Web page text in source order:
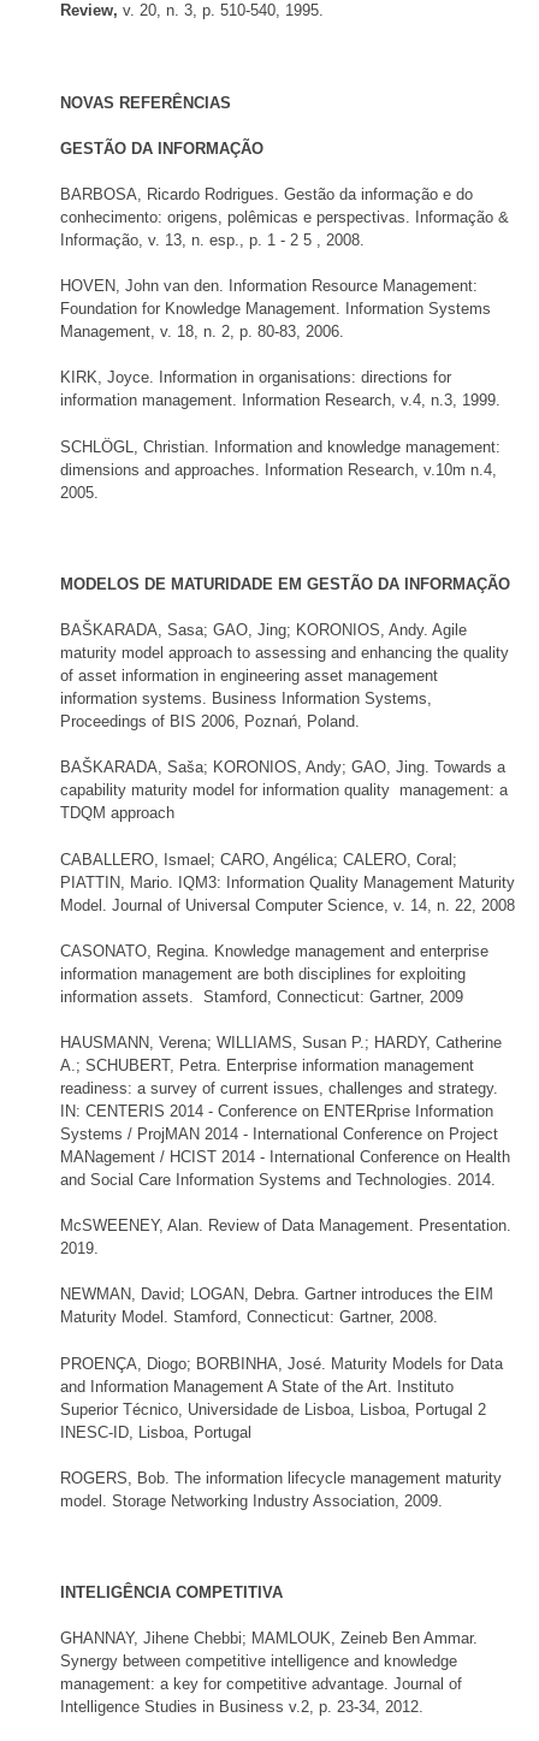
Review, v. 20, n. 3, p. 510-540, 1995.
NOVAS REFERÊNCIAS
GESTÃO DA INFORMAÇÃO
BARBOSA, Ricardo Rodrigues. Gestão da informação e do
conhecimento: origens, polêmicas e perspectivas. Informação &
Informação, v. 13, n. esp., p. 1 - 2 5 , 2008.
HOVEN, John van den. Information Resource Management:
Foundation for Knowledge Management. Information Systems
Management, v. 18, n. 2, p. 80-83, 2006.
KIRK, Joyce. Information in organisations: directions for
information management. Information Research, v.4, n.3, 1999.
SCHLÖGL, Christian. Information and knowledge management:
dimensions and approaches. Information Research, v.10m n.4,
2005.
MODELOS DE MATURIDADE EM GESTÃO DA INFORMAÇÃO
BAŠKARADA, Sasa; GAO, Jing; KORONIOS, Andy. Agile
maturity model approach to assessing and enhancing the quality
of asset information in engineering asset management
information systems. Business Information Systems,
Proceedings of BIS 2006, Poznań, Poland.
BAŠKARADA, Saša; KORONIOS, Andy; GAO, Jing. Towards a
capability maturity model for information quality management: a
TDQM approach
CABALLERO, Ismael; CARO, Angélica; CALERO, Coral;
PIATTIN, Mario. IQM3: Information Quality Management Maturity
Model. Journal of Universal Computer Science, v. 14, n. 22, 2008
CASONATO, Regina. Knowledge management and enterprise
information management are both disciplines for exploiting
information assets. Stamford, Connecticut: Gartner, 2009
HAUSMANN, Verena; WILLIAMS, Susan P.; HARDY, Catherine
A.; SCHUBERT, Petra. Enterprise information management
readiness: a survey of current issues, challenges and strategy.
IN: CENTERIS 2014 - Conference on ENTERprise Information
Systems / ProjMAN 2014 - International Conference on Project
MANagement / HCIST 2014 - International Conference on Health
and Social Care Information Systems and Technologies. 2014.
McSWEENEY, Alan. Review of Data Management. Presentation.
2019.
NEWMAN, David; LOGAN, Debra. Gartner introduces the EIM
Maturity Model. Stamford, Connecticut: Gartner, 2008.
PROENÇA, Diogo; BORBINHA, José. Maturity Models for Data
and Information Management A State of the Art. Instituto
Superior Técnico, Universidade de Lisboa, Lisboa, Portugal 2
INESC-ID, Lisboa, Portugal
ROGERS, Bob. The information lifecycle management maturity
model. Storage Networking Industry Association, 2009.
INTELIGÊNCIA COMPETITIVA
GHANNAY, Jihene Chebbi; MAMLOUK, Zeineb Ben Ammar.
Synergy between competitive intelligence and knowledge
management: a key for competitive advantage. Journal of
Intelligence Studies in Business v.2, p. 23-34, 2012.